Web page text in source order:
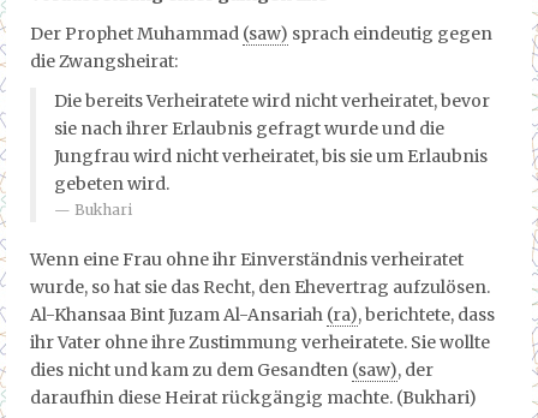
Der Prophet Muhammad (saw) sprach eindeutig gegen
die Zwangsheirat:
Die bereits Verheiratete wird nicht verheiratet, bevor
sie nach ihrer Erlaubnis gefragt wurde und die
Jungfrau wird nicht verheiratet, bis sie um Erlaubnis
gebeten wird.
Bukhari
Wenn eine Frau ohne ihr Einverständnis verheiratet
wurde, so hat sie das Recht, den Ehevertrag aufzulösen.
Al-Khansaa Bint Juzam Al-Ansariah (ra), berichtete, dass
ihr Vater ohne ihre Zustimmung verheiratete. Sie wollte
dies nicht und kam zu dem Gesandten (saw), der
daraufhin diese Heirat rückgängig machte. (Bukhari)